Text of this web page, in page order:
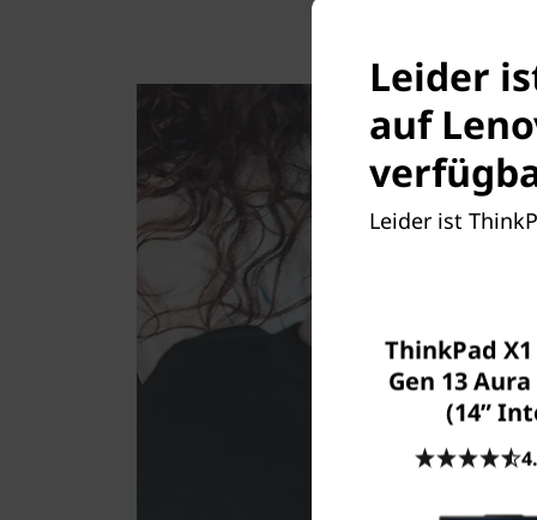
Leider
auf
Leider ist
ThinkPad
Gen 13
(14ʺ